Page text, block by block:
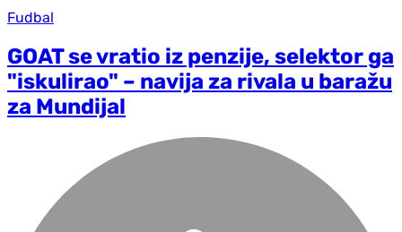
Fudbal
GOAT se vratio iz penzije, selektor ga
"iskulirao" – navija za rivala u baražu
za Mundijal